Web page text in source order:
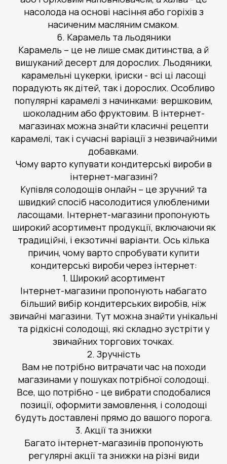
насолода на основі насіння або горіхів з
насиченим масляним смаком.
6. Карамель та льодяники
Карамель – це не лише смак дитинства, а й
вишуканий десерт для дорослих. Льодяники,
карамельні цукерки, іриски - всі ці ласощі
порадують як дітей, так і дорослих. Особливо
популярні карамелі з начинками: вершковим,
шоколадним або фруктовим. В інтернет-
магазинах можна знайти класичні рецепти
карамелі, так і сучасні варіації з незвичайними
добавками.
Чому варто купувати кондитерські вироби в
інтернет-магазині?
Купівля солодощів онлайн – це зручний та
швидкий спосіб насолодитися улюбленими
ласощами. Інтернет-магазини пропонують
широкий асортимент продукції, включаючи як
традиційні, і екзотичні варіанти. Ось кілька
причин, чому варто спробувати купити
кондитерські вироби через інтернет:
1. Широкий асортимент
Інтернет-магазини пропонують набагато
більший вибір кондитерських виробів, ніж
звичайні магазини. Тут можна знайти унікальні
та рідкісні солодощі, які складно зустріти у
звичайних торгових точках.
2. Зручність
Вам не потрібно витрачати час на походи
магазинами у пошуках потрібної солодощі.
Все, що потрібно - це вибрати сподобалися
позиції, оформити замовлення, і солодощі
будуть доставлені прямо до вашого порога.
3. Акції та знижки
Багато інтернет-магазинів пропонують
регулярні акції та знижки на різні види